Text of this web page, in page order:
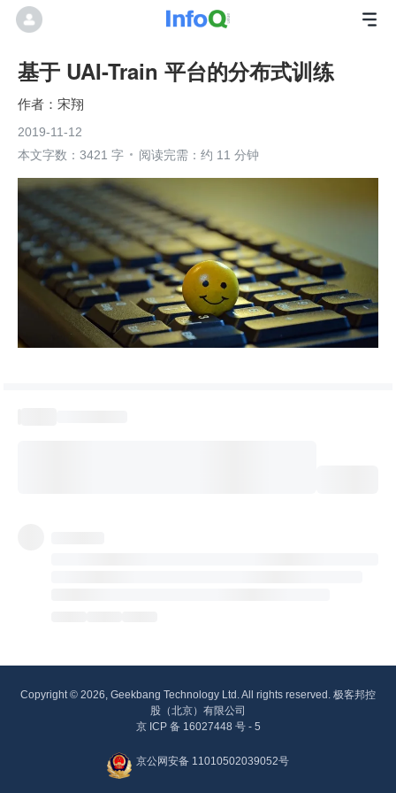
基于 UAI-Train 平台的分布式训练
宋翔
2019-11-12
本文字数：3421 字
阅读完需：约 11 分钟
Copyright © 2026, Geekbang Technology Ltd. All rights reserved. 极客邦控
股（北京）有限公司
京 ICP 备 16027448 号 - 5
京公网安备 11010502039052号